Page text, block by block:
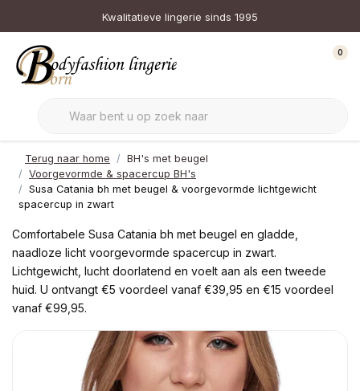
Kwalitatieve lingerie sinds 1995
0
Terug naar home
BH's met beugel
Voorgevormde & spacercup BH's
Susa Catania bh met beugel & voorgevormde lichtgewicht
spacercup in zwart
Comfortabele Susa Catania bh met beugel en gladde,
naadloze licht voorgevormde spacercup in zwart.
Lichtgewicht, lucht doorlatend en voelt aan als een tweede
huid. U ontvangt €5 voordeel vanaf €39,95 en €15 voordeel
vanaf €99,95.